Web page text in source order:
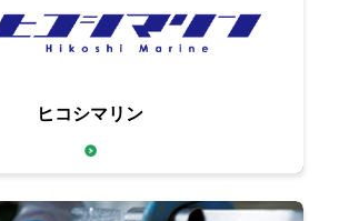
こだわりの調理で魚介類の
おいしさをググッとアップ！
ヒコシマリン